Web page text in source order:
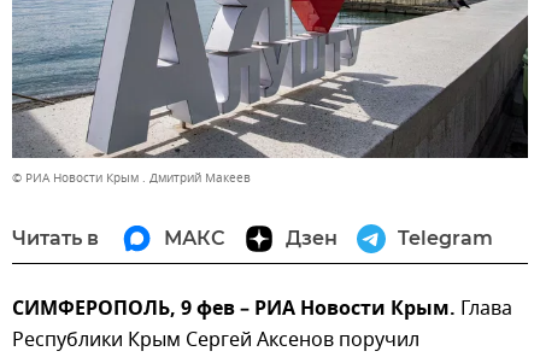
© РИА Новости Крым . Дмитрий Макеев
Читать в МАКС Дзен Telegram
СИМФЕРОПОЛЬ, 9 фев – РИА Новости Крым. Глава
Республики Крым Сергей Аксенов поручил